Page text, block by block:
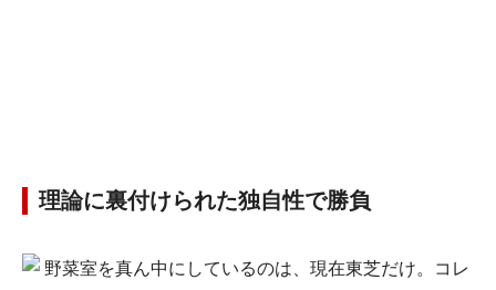
理論に裏付けられた独自性で勝負